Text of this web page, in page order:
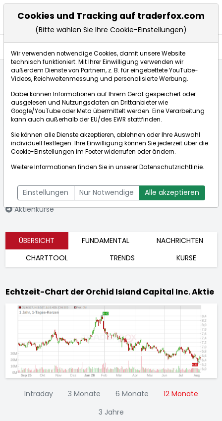
Börse:
Capital Inc.
[ISIN:
US68571X3017]
Aktienkurse
Bid:6,497$Ask:6,513$
ÜBERSICHT FUNDAMENTAL
NACHRICHTEN
CHARTTOOL
TRENDS KURSE
Echtzeit-Chart der Orchid Island Capital Inc. Aktie
Intraday 3 Monate 6 Monate
12 Monate
3 Jahre
Cookies und Tracking auf traderfox.com
(Bitte wählen Sie Ihre Cookie-Einstellungen)
Wir verwenden notwendige Cookies, damit unsere Website
technisch funktioniert. Mit Ihrer Einwilligung verwenden wir
außerdem Dienste von Partnern, z. B. für eingebettete YouTube-
Videos, Reichweitenmessung und personalisierte Werbung.
Dabei können Informationen auf Ihrem Gerät gespeichert oder
ausgelesen und Nutzungsdaten an Drittanbieter wie
Google/YouTube oder Meta übermittelt werden. Eine Verarbeitung
kann auch außerhalb der EU/des EWR stattfinden.
Sie können alle Dienste akzeptieren, ablehnen oder Ihre Auswahl
individuell festlegen. Ihre Einwilligung können Sie jederzeit über die
Cookie-Einstellungen im Footer widerrufen oder ändern.
Weitere Informationen finden Sie in unsererDatenschutzrichtlinie.
Einstellungen Nur Notwendige Alle akzeptieren